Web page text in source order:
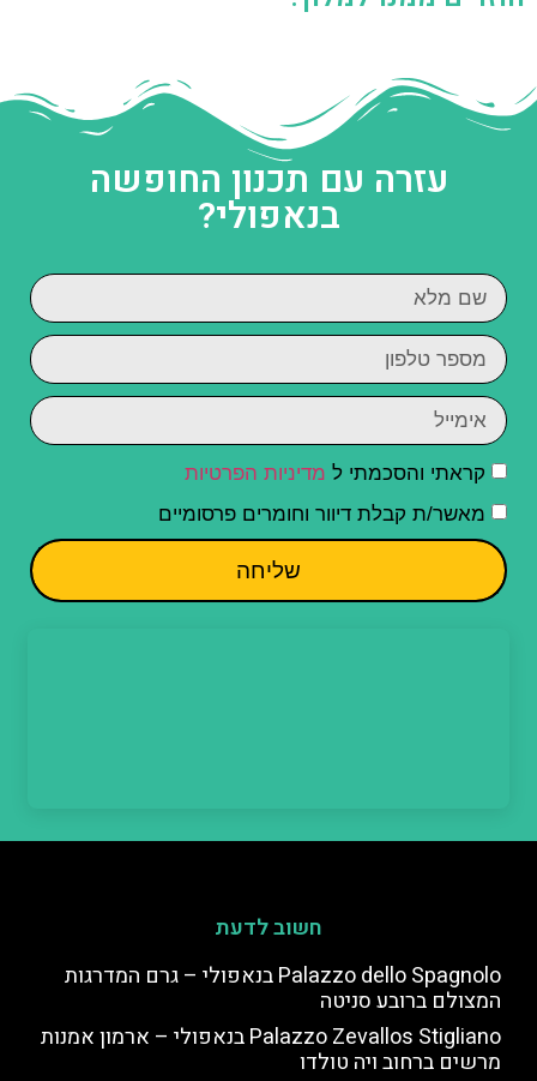
עזרה עם תכנון החופשה
בנאפולי?
קראתי והסכמתי ל מדיניות הפרטיות
מאשר/ת קבלת דיוור וחומרים פרסומיים
שליחה
חשוב לדעת
Palazzo dello Spagnolo בנאפולי – גרם המדרגות
המצולם ברובע סניטה
Palazzo Zevallos Stigliano בנאפולי – ארמון אמנות
מרשים ברחוב ויה טולדו